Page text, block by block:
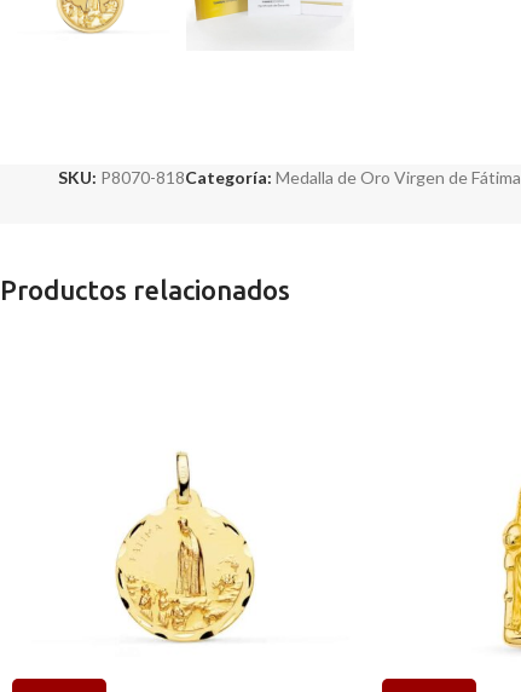
SKU: P8070-818Categoría: Medalla de Oro Virgen de Fátima
Productos relacionados